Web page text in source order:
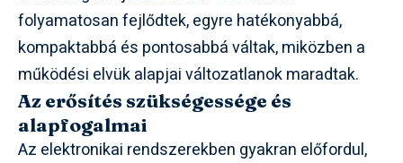
folyamatosan fejlődtek, egyre hatékonyabbá,
kompaktabbá és pontosabbá váltak, miközben a
működési elvük alapjai változatlanok maradtak.
Az erősítés szükségessége és
alapfogalmai
Az elektronikai rendszerekben gyakran előfordul,